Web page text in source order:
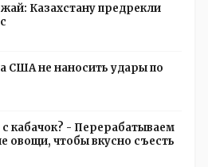
Казахстану предрекли
США не наносить удары по
кабачок? - Перерабатываем
овощи, чтобы вкусно съесть